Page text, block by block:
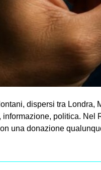
dispersi tra Londra,
informazione, politica.
una donazione